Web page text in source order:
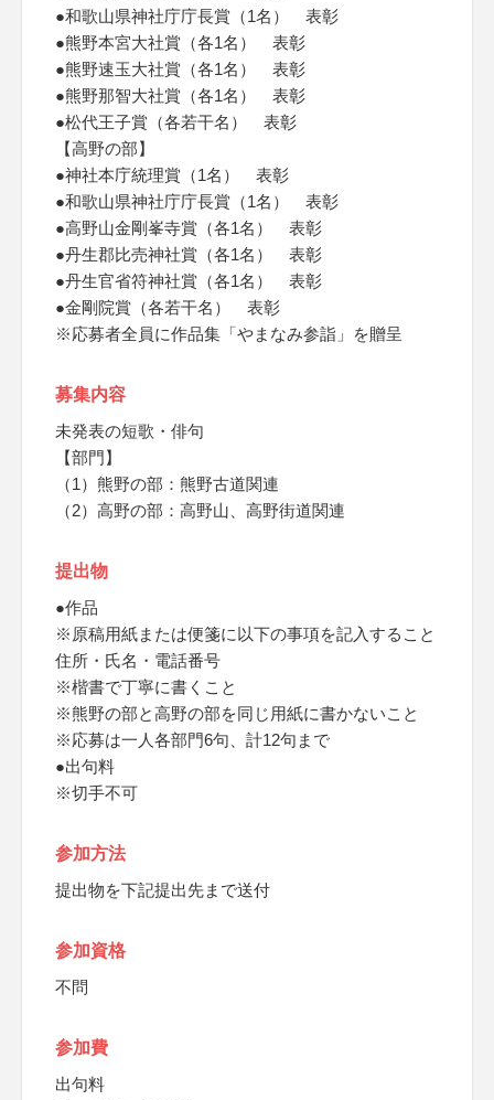
●和歌山県神社庁庁長賞（1名） 表彰
●熊野本宮大社賞（各1名） 表彰
●熊野速玉大社賞（各1名） 表彰
●熊野那智大社賞（各1名） 表彰
●松代王子賞（各若干名） 表彰
【高野の部】
●神社本庁統理賞（1名） 表彰
●和歌山県神社庁庁長賞（1名） 表彰
●高野山金剛峯寺賞（各1名） 表彰
●丹生郡比売神社賞（各1名） 表彰
●丹生官省符神社賞（各1名） 表彰
●金剛院賞（各若干名） 表彰
※応募者全員に作品集「やまなみ参詣」を贈呈
募集内容
未発表の短歌・俳句
【部門】
（1）熊野の部：熊野古道関連
（2）高野の部：高野山、高野街道関連
提出物
●作品
※原稿用紙または便箋に以下の事項を記入すること
住所・氏名・電話番号
※楷書で丁寧に書くこと
※熊野の部と高野の部を同じ用紙に書かないこと
※応募は一人各部門6句、計12句まで
●出句料
※切手不可
参加方法
提出物を下記提出先まで送付
参加資格
不問
参加費
出句料